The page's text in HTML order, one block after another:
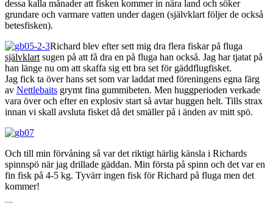
dessa kalla månader att fisken kommer in nära land och söker
grundare och varmare vatten under dagen (självklart följer de också
betesfisken).
Richard blev efter sett mig dra flera fiskar på fluga
självklartsugen på att få dra en på fluga han också. Jag har tjatat på
han länge nu om att skaffa sig ett bra set för gäddflugfisket.
Jag fick ta över hans set som var laddat med föreningens egna färg
av Nettlebaits grymt fina gummibeten. Men huggperioden verkade
vara över och efter en explosiv start så avtar huggen helt. Tills strax
innan vi skall avsluta fisket då det smäller på i änden av mitt spö.
Och till min förvåning så var det riktigt härlig känsla i Richards
spinnspö när jag drillade gäddan. Min första på spinn och det var en
fin fisk på 4-5 kg. Tyvärr ingen fisk för Richard på fluga men det
kommer!